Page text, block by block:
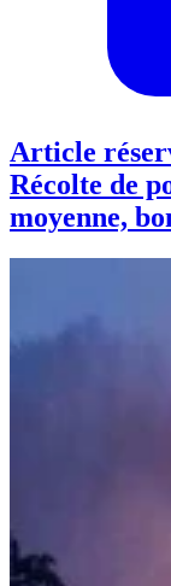
Article
Récolte de
moyenne,